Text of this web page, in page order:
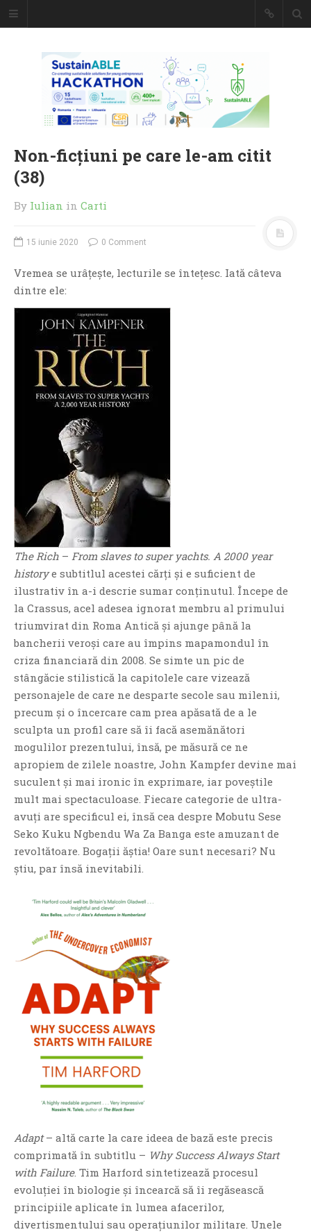
Caiet de
insemnari
DESCARCĂ!
O poveste in care sexul se
confunda cu dragostea,
cinismul cu idealismul si
poezia cu umorul.
If you like movies, words and
mind games, then this is the
book for you. Take the
challenge of creating your
own acrostics and describing
famous movies by using the
very letters of their titles!
PAGINI
Clasicul „Despre mine…”
Contact
Descarca povestirea Floare
Albastra!
Download 101 Movie
Victor Sosea – Designer
PRIETENI DIN AFARA BRESLEI
GloryBox.ro
Vreau-schimbare.ro
Non-ficțiuni pe care le-am citit
(38)
By Iulian in Carti
15 iunie 2020 0 Comment
Vremea se urâțește, lecturile se întețesc. Iată câteva
dintre ele:
The Rich – From slaves to super yachts. A 2000 year
historye subtitlul acestei cărți și e suficient de
ilustrativ în a-i descrie sumar conținutul. Începe de
la Crassus, acel adesea ignorat membru al primului
triumvirat din Roma Antică și ajunge până la
bancherii veroși care au împins mapamondul în
criza financiară din 2008. Se simte un pic de
stângăcie stilistică la capitolele care vizează
personajele de care ne desparte secole sau milenii,
precum și o încercare cam prea apăsată de a le
sculpta un profil care să îi facă asemănători
mogulilor prezentului, însă, pe măsură ce ne
apropiem de zilele noastre, John Kampfer devine mai
suculent și mai ironic în exprimare, iar poveștile
mult mai spectaculoase. Fiecare categorie de ultra-
avuți are specificul ei, însă cea despre Mobutu Sese
Seko Kuku Ngbendu Wa Za Banga este amuzant de
revoltătoare. Bogații ăștia! Oare sunt necesari? Nu
știu, par însă inevitabili.
Adapt– altă carte la care ideea de bază este precis
comprimată în subtitlu – Why Success Always Start
with Failure. Tim Harford sintetizează procesul
evoluției în biologie și încearcă să îi regăsească
principiile aplicate în lumea afacerilor,
divertismentului sau operațiunilor militare. Unele